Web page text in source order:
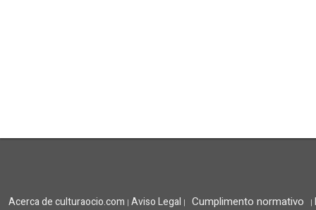
Acerca de culturaocio.com | Aviso Legal | Cumplimento normativo |